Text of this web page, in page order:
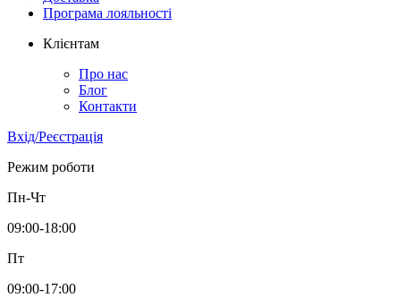
Програма лояльності
Клієнтам
Про нас
Блог
Контакти
Вхід/Реєстрація
Режим роботи
Пн-Чт
09:00-18:00
Пт
09:00-17:00